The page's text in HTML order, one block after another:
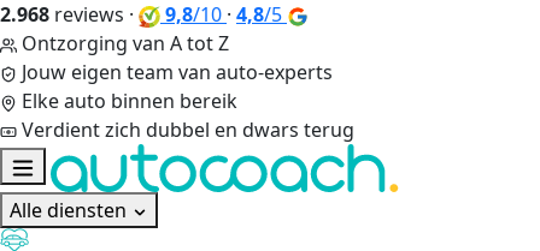
2.968 reviews · 9,8/10 · 4,8/5
Ontzorging van A tot Z
Jouw eigen team van auto-experts
Elke auto binnen bereik
Verdient zich dubbel en dwars terug
Alle diensten